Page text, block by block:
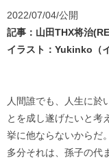
2022/07/04/公開
記事：山田THX将治
イラスト：Yukinko（
人間誰でも、人生に於
とを成し遂げたいと考
挙に他ならないからだ。
多分それは、孫子の代